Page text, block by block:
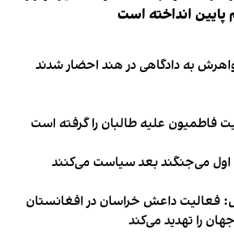
پایین انداخته است
به دادگاهی در هند احضار شدند
فاطمیون علیه طالبان را گرفته است
می‌جنگند بعد سیاست می‌کنند
فعالیت داعش خراسان در افغانستان
را تهدید می‌کند